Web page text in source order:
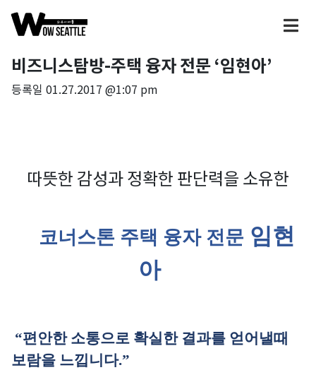
비즈니스탐방-주택 융자 전문 ‘임현아’
등록일 01.27.2017 @1:07 pm
따뜻한 감성과 정확한 판단력을 소유한
코너스톤 주택 융자 전문 임현
아
“편안한 소통으로 확실한 결과를 얻어낼때
보람을 느낍니다.”